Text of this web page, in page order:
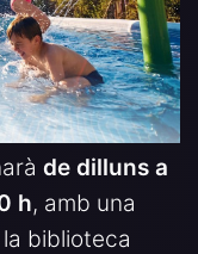
de dilluns a
h, amb una
la biblioteca